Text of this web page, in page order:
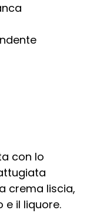
con lo
crema liscia,
il liquore.